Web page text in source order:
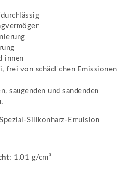
innen
frei von schädlichen Emissionen
saugenden und sandenden
Silikonharz-Emulsion
: 1,01 g/cm³